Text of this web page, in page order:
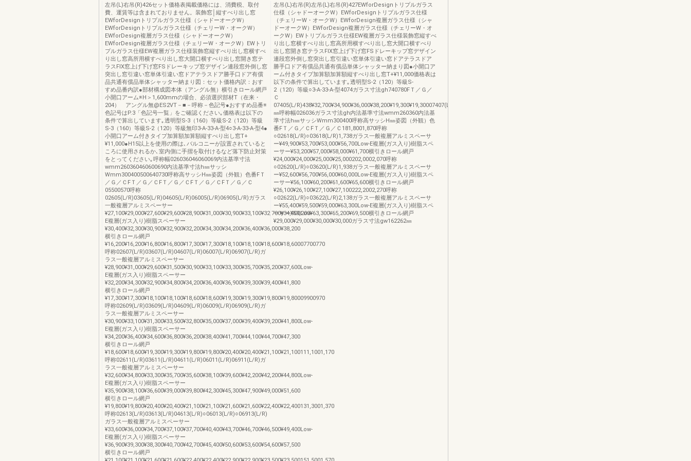
左吊(L)右吊(R)426セット価格表掲載価格には、消費税、取付
費、運賃等は含まれておりません。装飾窓│縦すべり出し窓
EWforDesignトリプルガラス仕様（シャドーオークW）
EWforDesignトリプルガラス仕様（チェリーW・オークW）
EWforDesign複層ガラス仕様（シャドーオークW）
EWforDesign複層ガラス仕様（チェリーW・オークW）EWトリ
プルガラス仕様EW複層ガラス仕様装飾窓縦すべり出し窓横すべ
り出し窓高所用横すべり出し窓大開口横すべり出し窓開き窓テ
ラスFIX窓上げ下げ窓FSドレーキップ窓デザイン連段窓外倒し窓
突出し窓引違い窓単体引違い窓ドアテラスドア勝手口ドア有償
品共通有償品単体シャッター納まり図：セット価格内訳：おす
すめ品番内訳●部材構成図本体（アングル無）横引きロール網戸
小開口アーム※H＞1,600mmの場合、必須選択部材T（在来・
204） アングル無@ES2VT－■－呼称－色記号●おすすめ品番※
色記号はP.3「色記号一覧」をご確認ください｡価格表は以下の
条件で算出しています｡透明型S-3（160）等級S-2（120）等級
S-3（160）等級S-2（120）等級無印3-A-33-A-型4○3-A-33-A-型4●
小開口アーム付きタイプ加算額加算額縦すべり出し窓T+
¥11,000●H15以上を使用の際は､バルコニーが設置されていると
ころに使用されるか､室内側に手摺を取付けるなど落下防止対策
をとってください｡呼称幅026036046060069内法基準寸法
wmm260360460600690内法基準寸法h㎜サッシ
Wmm300400500640730呼称高サッシH㎜姿図（外観）色番FＴ
／Ｇ／ＣFＴ／Ｇ／ＣFＴ／Ｇ／ＣFＴ／Ｇ／ＣFＴ／Ｇ／Ｃ
05500570呼称
02605(L/R)03605(L/R)04605(L/R)06005(L/R)06905(L/R)ガラス
一般複層アルミスペーサー
¥27,100¥29,000¥27,600¥29,600¥28,900¥31,000¥30,900¥33,100¥32,700¥34,900Low-
E複層(ガス入り)樹脂スペーサー
¥30,400¥32,300¥30,900¥32,900¥32,200¥34,300¥34,200¥36,400¥36,000¥38,200
横引きロール網戸
¥16,200¥16,200¥16,800¥16,800¥17,300¥17,300¥18,100¥18,100¥18,600¥18,60007700770
呼称02607(L/R)03607(L/R)04607(L/R)06007(L/R)06907(L/R)ガ
ラス一般複層アルミスペーサー
¥28,900¥31,000¥29,600¥31,500¥30,900¥33,100¥33,300¥35,700¥35,200¥37,600Low-
E複層(ガス入り)樹脂スペーサー
¥32,200¥34,300¥32,900¥34,800¥34,200¥36,400¥36,900¥39,300¥39,400¥41,800
横引きロール網戸
¥17,300¥17,300¥18,100¥18,100¥18,600¥18,600¥19,300¥19,300¥19,800¥19,80009900970
呼称02609(L/R)03609(L/R)04609(L/R)06009(L/R)06909(L/R)ガ
ラス一般複層アルミスペーサー
¥30,900¥33,100¥31,300¥33,500¥32,800¥35,000¥37,000¥39,400¥39,200¥41,800Low-
E複層(ガス入り)樹脂スペーサー
¥34,200¥36,400¥34,600¥36,800¥36,200¥38,400¥41,700¥44,100¥44,700¥47,300
横引きロール網戸
¥18,600¥18,600¥19,300¥19,300¥19,800¥19,800¥20,400¥20,400¥21,100¥21,100111,1001,170
呼称02611(L/R)03611(L/R)04611(L/R)06011(L/R)06911(L/R)ガ
ラス一般複層アルミスペーサー
¥32,600¥34,800¥33,300¥35,700¥35,600¥38,100¥39,600¥42,200¥42,200¥44,800Low-
E複層(ガス入り)樹脂スペーサー
¥35,900¥38,100¥36,600¥39,000¥39,800¥42,300¥45,300¥47,900¥49,000¥51,600
横引きロール網戸
¥19,800¥19,800¥20,400¥20,400¥21,100¥21,100¥21,600¥21,600¥22,400¥22,400131,3001,370
呼称02613(L/R)03613(L/R)04613(L/R)○06013(L/R)○06913(L/R)
ガラス一般複層アルミスペーサー
¥33,600¥36,000¥34,700¥37,100¥37,700¥40,400¥43,700¥46,700¥46,500¥49,400Low-
E複層(ガス入り)樹脂スペーサー
¥36,900¥39,300¥38,300¥40,700¥42,700¥45,400¥50,600¥53,600¥54,600¥57,500
横引きロール網戸
左吊(L)右吊(R)左吊(L)右吊(R)427EWforDesignトリプルガラス
仕様（シャドーオークW）EWforDesignトリプルガラス仕様
（チェリーW・オークW）EWforDesign複層ガラス仕様（シャ
ドーオークW）EWforDesign複層ガラス仕様（チェリーW・オ
ークW）EWトリプルガラス仕様EW複層ガラス仕様装飾窓縦すべ
り出し窓横すべり出し窓高所用横すべり出し窓大開口横すべり
出し窓開き窓テラスFIX窓上げ下げ窓FSドレーキップ窓デザイン
連段窓外倒し窓突出し窓引違い窓単体引違い窓ドアテラスドア
勝手口ドア有償品共通有償品単体シャッター納まり図●小開口ア
ーム付きタイプ加算額加算額縦すべり出し窓T+¥11,000価格表は
以下の条件で算出しています｡透明型S-2（120）等級S-
2（120）等級○3-A-33-A-型4074ガラス寸法gh740780FＴ／Ｇ／
Ｃ
07405(L/R)438¥32,700¥34,900¥36,000¥38,200¥19,300¥19,30007407(L/R)638¥35,600¥38,000¥40,200¥42,600¥20,400¥20,40007409(L/
㎜呼称幅026036ガラス寸法gh内法基準寸法wmm260360内法基
準寸法h㎜サッシWmm300400呼称高サッシH㎜姿図（外観）色
番FＴ／Ｇ／ＣFＴ／Ｇ／Ｃ181,8001,870呼称
○02618(L/R)○03618(L/R)1,738ガラス一般複層アルミスペーサ
ー¥49,900¥53,700¥53,000¥56,700Low-E複層(ガス入り)樹脂スペ
ーサー¥53,200¥57,000¥58,000¥61,700横引きロール網戸
¥24,000¥24,000¥25,000¥25,000202,0002,070呼称
○02620(L/R)○03620(L/R)1,938ガラス一般複層アルミスペーサ
ー¥52,600¥56,700¥56,000¥60,000Low-E複層(ガス入り)樹脂スペ
ーサー¥56,100¥60,200¥61,600¥65,600横引きロール網戸
¥26,100¥26,100¥27,100¥27,100222,2002,270呼称
○02622(L/R)○03622(L/R)2,138ガラス一般複層アルミスペーサ
ー¥55,400¥59,500¥59,000¥63,300Low-E複層(ガス入り)樹脂スペ
ーサー¥59,200¥63,300¥65,200¥69,500横引きロール網戸
¥29,000¥29,000¥30,000¥30,000ガラス寸法gw162262㎜